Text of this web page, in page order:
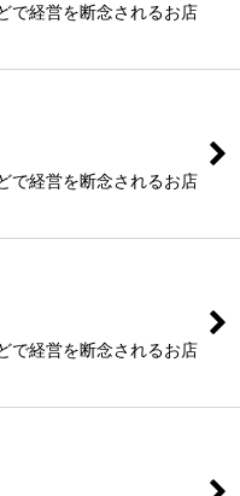
で経営を断念されるお店
で経営を断念されるお店
で経営を断念されるお店